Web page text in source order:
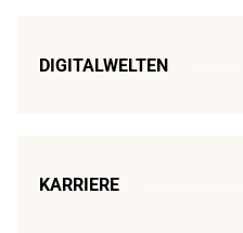
DIGITALWELTEN
KARRIERE